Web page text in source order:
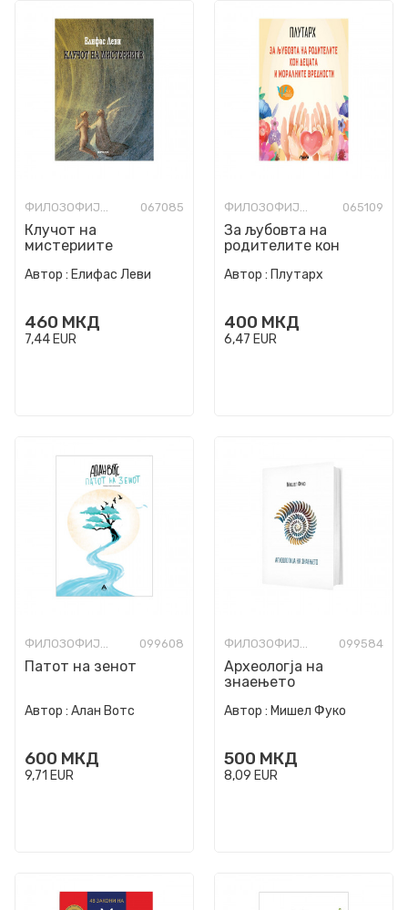
ФИЛОЗОФИЈА И СВЕТОГЛЕД 067085
Клучот на
мистериите
Автор : Елифас Леви
460 МКД
7,44 EUR
ФИЛОЗОФИЈА И СВЕТОГЛЕД 065109
За љубовта на
родителите кон
вредности
Автор : Плутарх
400 МКД
6,47 EUR
ФИЛОЗОФИЈА И СВЕТОГЛЕД 099608
Патот на зенот
Автор : Алан Вотс
600 МКД
9,71 EUR
ФИЛОЗОФИЈА И СВЕТОГЛЕД 099584
Археологја на
знаењето
Автор : Мишел Фуко
500 МКД
8,09 EUR